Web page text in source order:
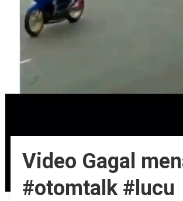
Video Gagal
#otomtalk #lucu